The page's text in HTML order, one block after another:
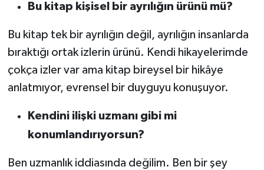
Bu kitap kişisel bir ayrılığın ürünü mü?
Bu kitap tek bir ayrılığın değil, ayrılığın insanlarda
bıraktığı ortak izlerin ürünü. Kendi hikayelerimde
çokça izler var ama kitap bireysel bir hikâye
anlatmıyor, evrensel bir duyguyu konuşuyor.
Kendini ilişki uzmanı gibi mi
konumlandırıyorsun?
Ben uzmanlık iddiasında değilim. Ben bir şey